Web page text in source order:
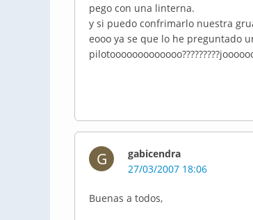
pego con una linterna.
y si puedo confrimarlo nuestra
eooo ya se que lo he preguntado
G
gabicendra
27/03/2007 18:06
Buenas a todos,